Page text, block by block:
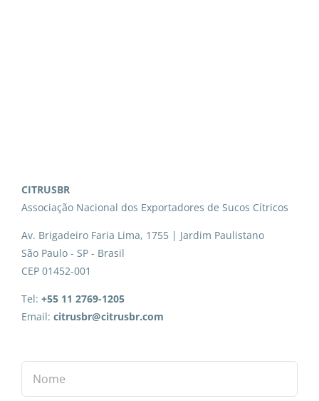
CITRUSBR
Associação Nacional dos Exportadores de Sucos Cítricos
Av. Brigadeiro Faria Lima, 1755 | Jardim Paulistano
São Paulo - SP - Brasil
CEP 01452-001
Tel: +55 11 2769-1205
Email: citrusbr@citrusbr.com